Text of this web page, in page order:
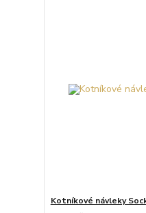
Kotníkové návleky